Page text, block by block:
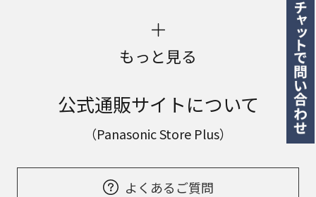
もっと見る
公式通販サイトについて
（Panasonic Store Plus）
よくあるご質問